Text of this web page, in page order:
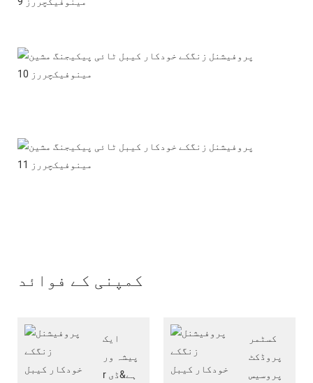
کمپنی کے فوائد
ایک
پیشہ ور
r ہے&ڈی
کسٹمر
پروڈکٹ
پروسیس